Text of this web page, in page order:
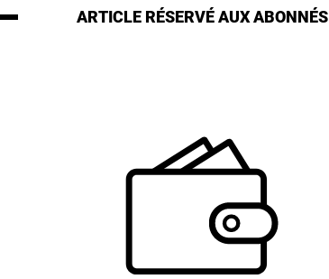
ARTICLE RÉSERVÉAUX ABONNÉS